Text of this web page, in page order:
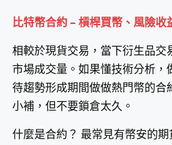
比特幣合約 – 槓桿買幣、風險收
相較於現貨交易，當下衍生品交
市場成交量。如果懂技術分析，
待趨勢形成期間做做熱門幣的合
小補，但不要鎖倉太久。
什麼是合約？ 最常見有幣安的